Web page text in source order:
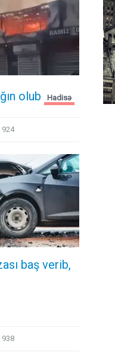
olub Hadisə
924
baş verib,
938